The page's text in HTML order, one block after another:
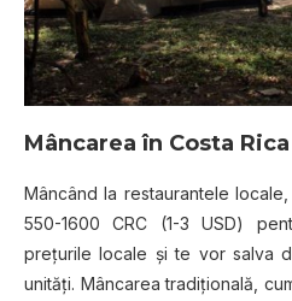
Mâncarea în Costa Rica
Mâncând la restaurantele
550-1600 CRC (1-3 USD)
preţurile locale şi te vor salva
unităţi. Mâncarea tradiţională,